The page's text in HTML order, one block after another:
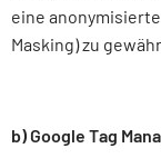
eine
Masking) zu
b) Google Tag